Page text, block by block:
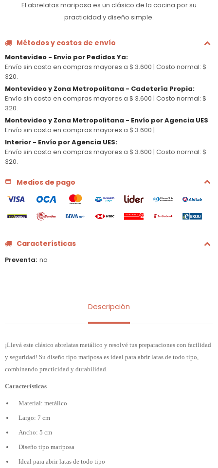
El abrelatas mariposa es un clásico de la cocina por su
practicidad y diseño simple.
Métodos y costos de envío
Montevideo - Envio por Pedidos Ya:
Envío sin costo en compras mayores a $ 3.600 | Costo normal: $
320.
Montevideo y Zona Metropolitana - Cadetería Propia:
Envío sin costo en compras mayores a $ 3.600 | Costo normal: $
320.
Montevideo y Zona Metropolitana - Envío por Agencia UES
Envío sin costo en compras mayores a $ 3.600 |
Interior - Envío por Agencia UES:
Envío sin costo en compras mayores a $ 3.600 | Costo normal: $
320.
Medios de pago
Características
Preventa no
Descripción
¡Llevá este clásico abrelatas metálico y resolvé tus preparaciones con facilidad
y seguridad! Su diseño tipo mariposa es ideal para abrir latas de todo tipo,
combinando practicidad y durabilidad.
Características
Material: metálico
Largo: 7 cm
Ancho: 5 cm
Diseño tipo mariposa
Ideal para abrir latas de todo tipo